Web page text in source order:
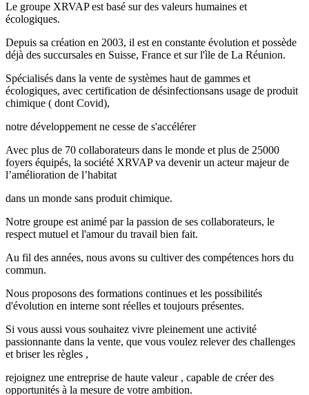
Le groupe XRVAP est basé sur des valeurs humaines et
écologiques.
Depuis sa création en 2003, il est en constante évolution et possède
déjà des succursales en Suisse, France et sur l'ìle de La Réunion.
Spécialisés dans la vente de systèmes haut de gammes et
écologiques, avec certification de désinfectionsans usage de produit
chimique ( dont Covid),
notre développement ne cesse de s'accélérer
Avec plus de 70 collaborateurs dans le monde et plus de 25000
foyers équipés, la société XRVAP va devenir un acteur majeur de
l’amélioration de l’habitat
dans un monde sans produit chimique.
Notre groupe est animé par la passion de ses collaborateurs, le
respect mutuel et l'amour du travail bien fait.
Au fil des années, nous avons su cultiver des compétences hors du
commun.
Nous proposons des formations continues et les possibilités
d'évolution en interne sont réelles et toujours présentes.
Si vous aussi vous souhaitez vivre pleinement une activité
passionnante dans la vente, que vous voulez relever des challenges
et briser les règles ,
rejoignez une entreprise de haute valeur , capable de créer des
opportunités à la mesure de votre ambition.